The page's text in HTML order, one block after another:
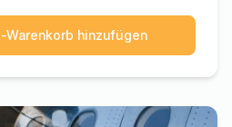
Warenkorb hinzufügen